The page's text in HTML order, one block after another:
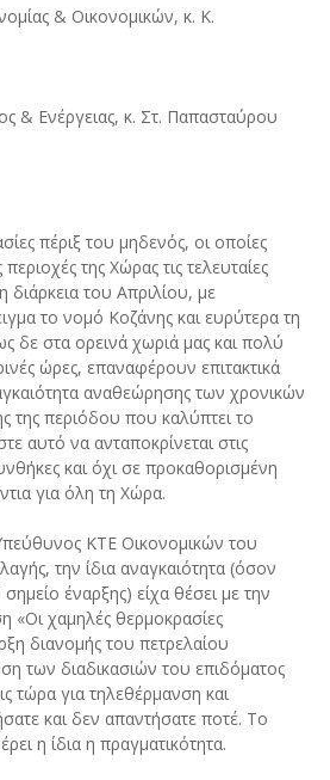
& Οικονομικών, κ. Κ.
& Ενέργειας, κ. Στ. Παπασταύρου
πέριξ του μηδενός, οι οποίες
της Χώρας τις τελευταίες
διάρκεια του Απριλίου, με
το νομό Κοζάνης και ευρύτερα τη
δε στα ορεινά χωριά μας και πολύ
ώρες, επαναφέρουν επιτακτικά
αναθεώρησης των χρονικών
της περιόδου που καλύπτει το
αυτό να ανταποκρίνεται στις
και όχι σε προκαθορισμένη
για όλη τη Χώρα.
ΚΤΕ Οικονομικών του
την ίδια αναγκαιότητα (όσον
έναρξης) είχα θέσει με την
«Οι χαμηλές θερμοκρασίες
διανομής του πετρελαίου
των διαδικασιών του επιδόματος
τώρα για τηλεθέρμανση και
και δεν απαντήσατε ποτέ. Το
η ίδια η πραγματικότητα.